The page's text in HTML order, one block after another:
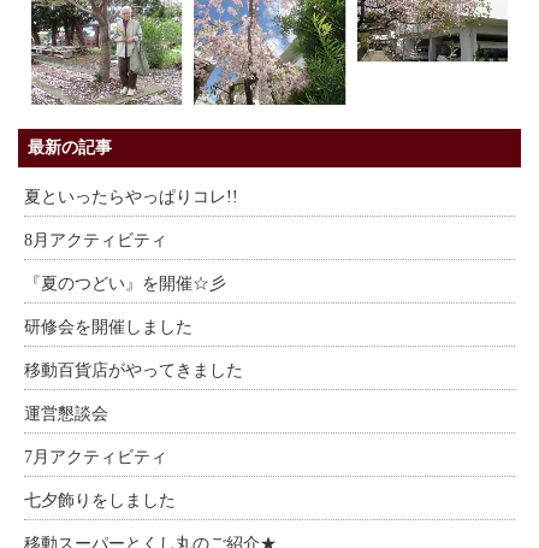
最新の記事
夏といったらやっぱりコレ!!
8月アクティビティ
『夏のつどい』を開催☆彡
研修会を開催しました
移動百貨店がやってきました
運営懇談会
7月アクティビティ
七夕飾りをしました
移動スーパーとくし丸のご紹介★